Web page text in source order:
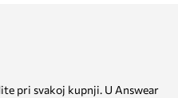
pri svakoj kupnji. U Answear